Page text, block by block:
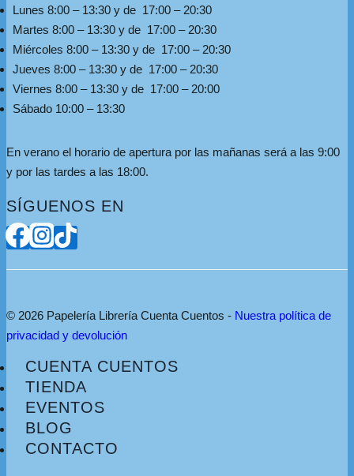
Lunes 8:00 – 13:30 y de 17:00 – 20:30
Martes 8:00 – 13:30 y de 17:00 – 20:30
Miércoles 8:00 – 13:30 y de 17:00 – 20:30
Jueves 8:00 – 13:30 y de 17:00 – 20:30
Viernes 8:00 – 13:30 y de 17:00 – 20:00
Sábado 10:00 – 13:30
En verano el horario de apertura por las mañanas será a las 9:00
y por las tardes a las 18:00.
SÍGUENOS EN
© 2026 Papelería Librería Cuenta Cuentos - Nuestra política de
privacidad y devolución
CUENTA CUENTOS
TIENDA
EVENTOS
BLOG
CONTACTO